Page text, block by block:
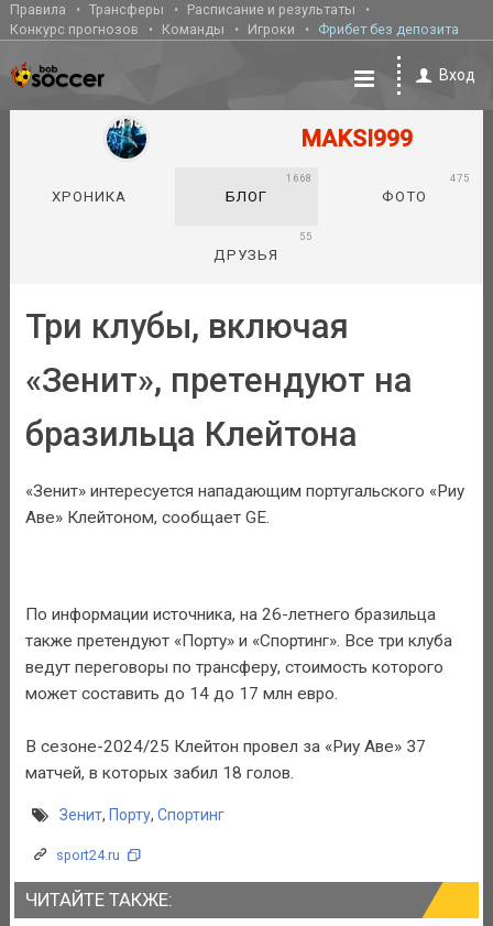
Правила Трансферы
Расписание и результаты
Конкурс прогнозов
Команды Игроки Фрибет без депозита
Вход
MAKSI999
ХРОНИКА БЛОГ
1668
ФОТО
475
ДРУЗЬЯ
55
Три клубы, включая
«Зенит», претендуют на
бразильца Клейтона
«Зенит» интересуется нападающим португальского «Риу
Аве» Клейтоном, сообщает GE.
По информации источника, на 26-летнего бразильца
также претендуют «Порту» и «Спортинг». Все три клуба
ведут переговоры по трансферу, стоимость которого
может составить до 14 до 17 млн евро.
В сезоне-2024/25 Клейтон провел за «Риу Аве» 37
матчей, в которых забил 18 голов.
Зенит, Порту, Спортинг
sport24.ru
ЧИТАЙТЕ ТАКЖЕ: